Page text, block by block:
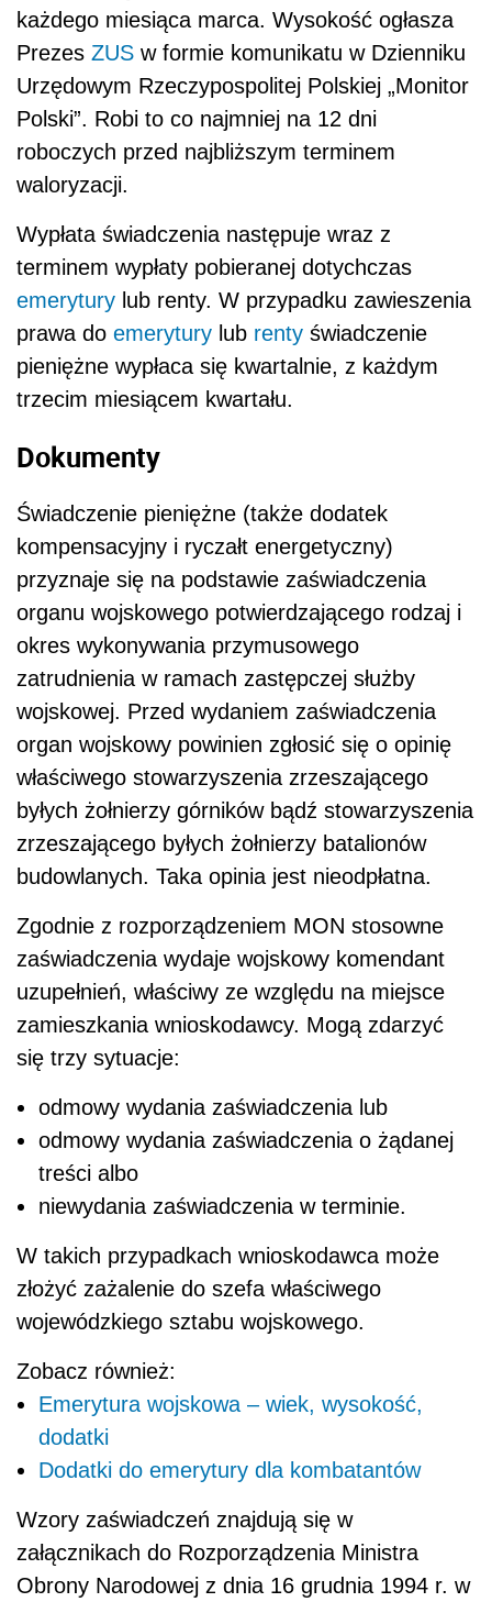
każdego miesiąca marca. Wysokość ogłasza
Prezes ZUS w formie komunikatu w Dzienniku
Urzędowym Rzeczypospolitej Polskiej „Monitor
Polski”. Robi to co najmniej na 12 dni
roboczych przed najbliższym terminem
waloryzacji.
Wypłata świadczenia następuje wraz z
terminem wypłaty pobieranej dotychczas
emerytury lub renty. W przypadku zawieszenia
prawa do emerytury lub renty świadczenie
pieniężne wypłaca się kwartalnie, z każdym
trzecim miesiącem kwartału.
Dokumenty
Świadczenie pieniężne (także dodatek
kompensacyjny i ryczałt energetyczny)
przyznaje się na podstawie zaświadczenia
organu wojskowego potwierdzającego rodzaj i
okres wykonywania przymusowego
zatrudnienia w ramach zastępczej służby
wojskowej. Przed wydaniem zaświadczenia
organ wojskowy powinien zgłosić się o opinię
właściwego stowarzyszenia zrzeszającego
byłych żołnierzy górników bądź stowarzyszenia
zrzeszającego byłych żołnierzy batalionów
budowlanych. Taka opinia jest nieodpłatna.
Zgodnie z rozporządzeniem MON stosowne
zaświadczenia wydaje wojskowy komendant
uzupełnień, właściwy ze względu na miejsce
zamieszkania wnioskodawcy. Mogą zdarzyć
się trzy sytuacje:
odmowy wydania zaświadczenia lub
odmowy wydania zaświadczenia o żądanej
treści albo
niewydania zaświadczenia w terminie.
W takich przypadkach wnioskodawca może
złożyć zażalenie do szefa właściwego
wojewódzkiego sztabu wojskowego.
Zobacz również:
Emerytura wojskowa – wiek, wysokość,
dodatki
Dodatki do emerytury dla kombatantów
Wzory zaświadczeń znajdują się w
załącznikach do Rozporządzenia Ministra
Obrony Narodowej z dnia 16 grudnia 1994 r. w